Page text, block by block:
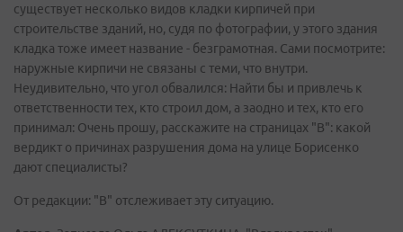
существует несколько видов кладки кирпичей при
строительстве зданий, но, судя по фотографии, у этого здания
кладка тоже имеет название - безграмотная. Сами посмотрите:
наружные кирпичи не связаны с теми, что внутри.
Неудивительно, что угол обвалился: Найти бы и привлечь к
ответственности тех, кто строил дом, а заодно и тех, кто его
принимал: Очень прошу, расскажите на страницах "В": какой
вердикт о причинах разрушения дома на улице Борисенко
дают специалисты?
От редакции: "В" отслеживает эту ситуацию.